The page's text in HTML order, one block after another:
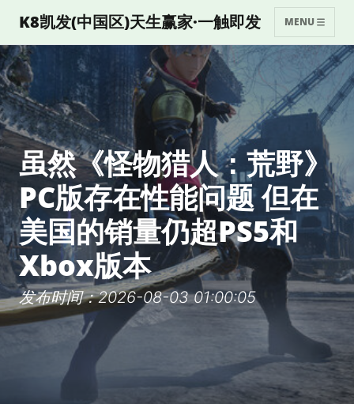
K8凯发(中国区)天生赢家·一触即发 MENU
虽然《怪物猎人：荒野》
PC版存在性能问题 但在
美国的销量仍超PS5和
Xbox版本
发布时间：2026-08-03 01:00:05